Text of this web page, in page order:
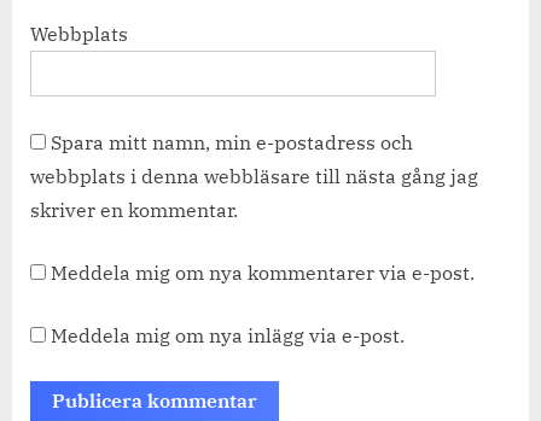
Webbplats
Spara mitt namn, min e-postadress och
webbplats i denna webbläsare till nästa gång jag
skriver en kommentar.
Meddela mig om nya kommentarer via e-post.
Meddela mig om nya inlägg via e-post.